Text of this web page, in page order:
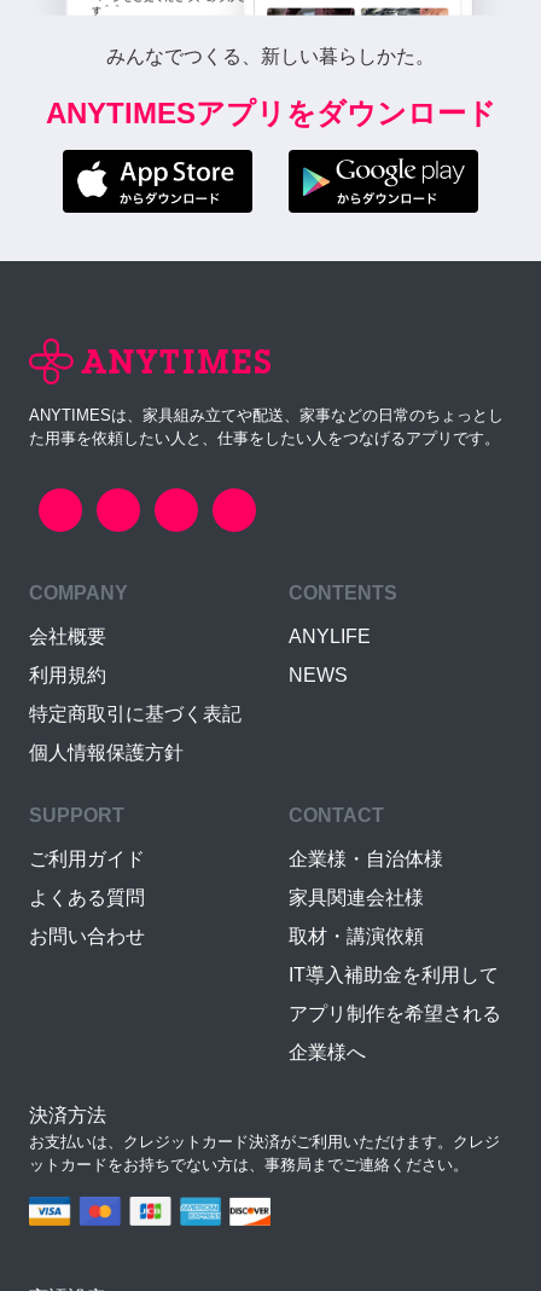
みんなでつくる、新しい暮らしかた。
ANYTIMESアプリをダウンロード
ANYTIMESは、家具組み立てや配送、家事などの日常のちょっとし
た用事を依頼したい人と、仕事をしたい人をつなげるアプリです。
COMPANY
会社概要
利用規約
特定商取引に基づく表記
個人情報保護方針
CONTENTS
ANYLIFE
NEWS
SUPPORT
ご利用ガイド
よくある質問
お問い合わせ
CONTACT
企業様・自治体様
家具関連会社様
取材・講演依頼
IT導入補助金を利用して
アプリ制作を希望される
企業様へ
決済方法
お支払いは、クレジットカード決済がご利用いただけます。クレジ
ットカードをお持ちでない方は、事務局までご連絡ください。